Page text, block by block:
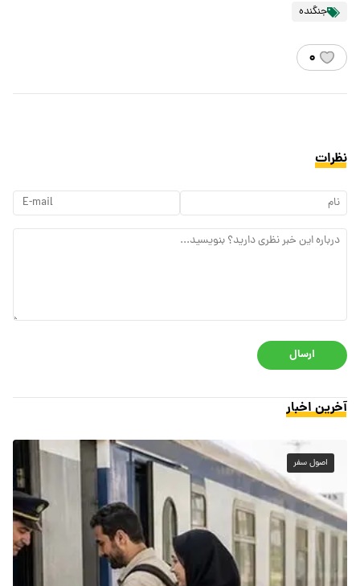
جنگنده
۰
نظرات
ارسال
آخرین اخبار
اصول سفر